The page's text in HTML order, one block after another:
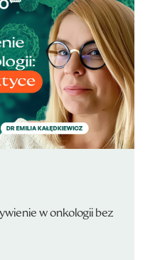
w onkologii bez